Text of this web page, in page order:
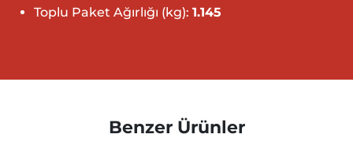
Toplu Paket Ağırlığı (kg): 1.145
Benzer Ürünler